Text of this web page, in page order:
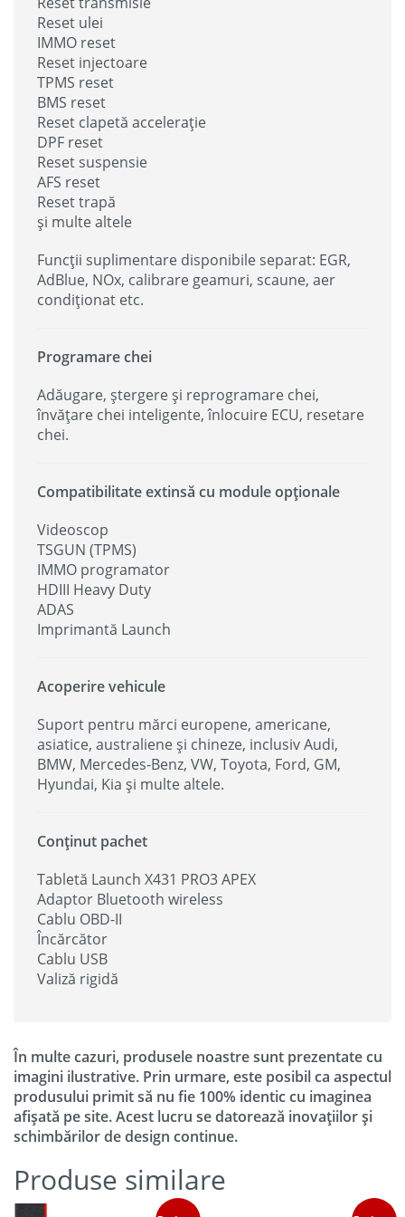
Reset ulei
IMMO reset
Reset injectoare
TPMS reset
BMS reset
Reset clapetă accelerație
DPF reset
Reset suspensie
AFS reset
Reset trapă
și multe altele
Funcții suplimentare disponibile separat: EGR,
AdBlue, NOx, calibrare geamuri, scaune, aer
condiționat etc.
Programare chei
Adăugare, ștergere și reprogramare chei,
învățare chei inteligente, înlocuire ECU, resetare
chei.
Compatibilitate extinsă cu module opționale
Videoscop
TSGUN (TPMS)
IMMO programator
HDIII Heavy Duty
ADAS
Imprimantă Launch
Acoperire vehicule
Suport pentru mărci europene, americane,
asiatice, australiene și chineze, inclusiv Audi,
BMW, Mercedes-Benz, VW, Toyota, Ford, GM,
Hyundai, Kia și multe altele.
Conținut pachet
Tabletă Launch X431 PRO3 APEX
Adaptor Bluetooth wireless
Cablu OBD-II
Încărcător
Cablu USB
Valiză rigidă
În multe cazuri, produsele noastre sunt prezentate cu
imagini ilustrative. Prin urmare, este posibil ca aspectul
produsului primit să nu fie 100% identic cu imaginea
afișată pe site. Acest lucru se datorează inovațiilor și
schimbărilor de design continue.
Produse similare